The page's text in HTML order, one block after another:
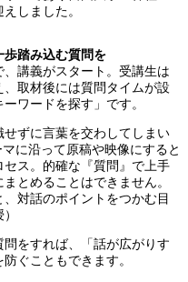
しました。
歩踏み込む質問を
講義がスタート。受講生は
取材後には質問タイムが設
ワードを探す」です。
せずに言葉を交わしてしまい
に沿って原稿や映像にすると
ス。的確な『質問』で上手
とめることはできません。
対話のポイントをつかむ目
をすれば、「話が広がりす
ぐこともできます。